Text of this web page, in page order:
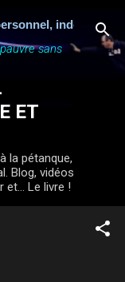
indépendant et
sans
ET
la pétanque,
Blog, vidéos
et... Le livre !